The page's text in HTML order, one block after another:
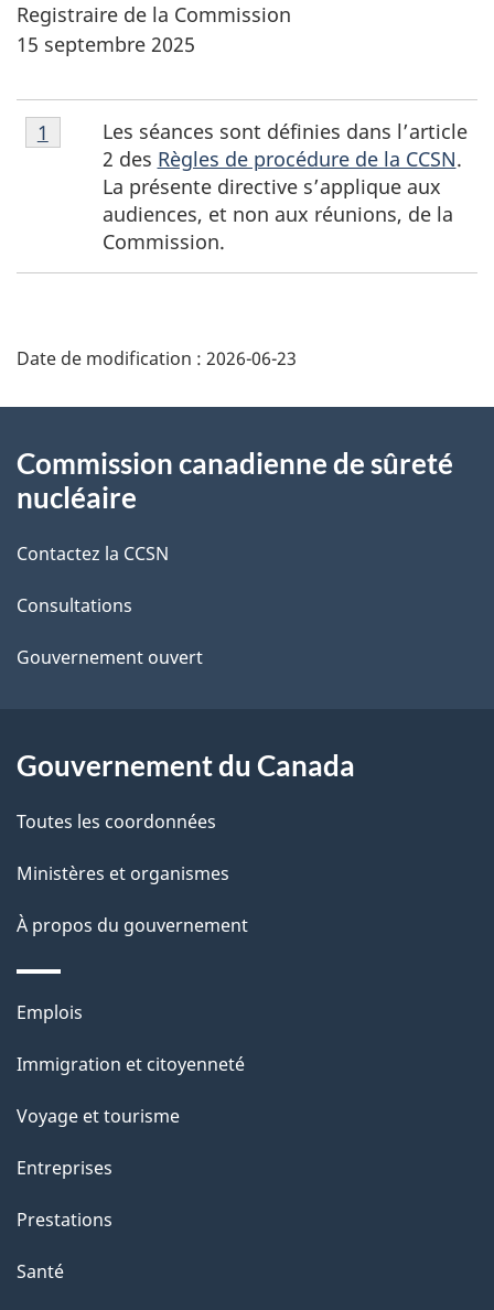
Registraire de la Commission
15 septembre 2025
N
e
d
e
b
a
s
d
e
a
Note
de
Les séances sont définies dans l’article
2 des Règles de procédure de la CCSN.
La présente directive s’applique aux
audiences, et non aux réunions, de la
Commission.
Retour à la référence de la note de bas de page
1
é
a
i
l
s
d
l
a
g
e
Date de modification : 2026-06-23
propos
ce
site
Commission canadienne de sûreté
nucléaire
Contactez la CCSN
Consultations
Gouvernement ouvert
Gouvernement du Canada
Toutes les coordonnées
Ministères et organismes
À propos du gouvernement
Thèmes
sujets
Emplois
Immigration et citoyenneté
Voyage et tourisme
Entreprises
Prestations
Santé